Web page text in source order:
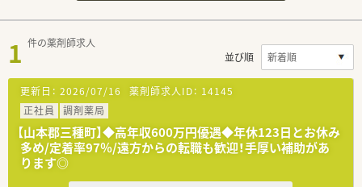
1 件の薬剤師求人
並び順
更新日： 2026/07/16 薬剤師求人ID： 14145
正社員
調剤薬局
【山本郡三種町】◆高年収600万円優遇◆年休123日とお休み
多め/定着率97％/遠方からの転職も歓迎！手厚い補助があ
ります◎